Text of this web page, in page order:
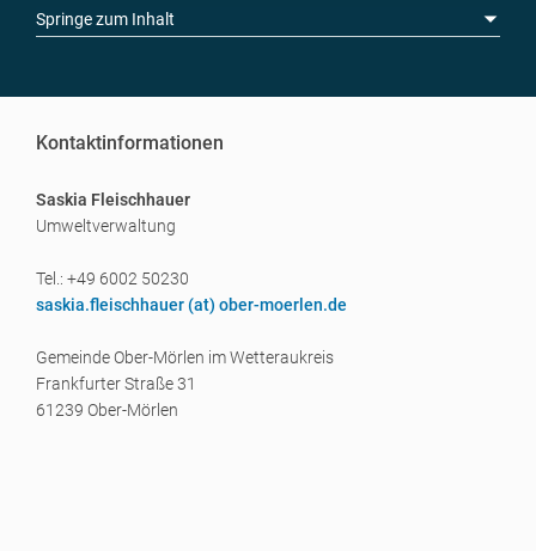
Springe zum Inhalt
Kontaktinformationen
Saskia Fleischhauer
Umweltverwaltung
Tel.: +49 6002 50230
saskia.fleischhauer (at) ober-moerlen.de
Gemeinde Ober-Mörlen im Wetteraukreis
Frankfurter Straße 31
61239 Ober-Mörlen